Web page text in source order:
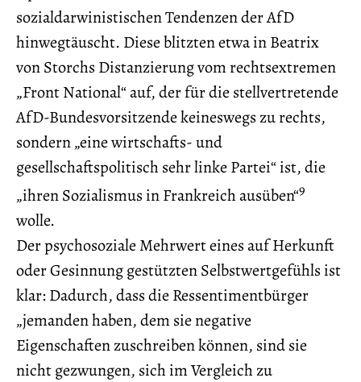
sozialdarwinistischen Tendenzen der AfD
hinwegtäuscht. Diese blitzten etwa in Beatrix
von Storchs Distanzierung vom rechtsextremen
„Front National“ auf, der für die stellvertretende
AfD-Bundesvorsitzende keineswegs zu rechts,
sondern „eine wirtschafts- und
gesellschaftspolitisch sehr linke Partei“ ist, die
„ihren Sozialismus in Frankreich ausüben“9
wolle.
Der psychosoziale Mehrwert eines auf Herkunft
oder Gesinnung gestützten Selbstwertgefühls ist
klar: Dadurch, dass die Ressentimentbürger
„jemanden haben, dem sie negative
Eigenschaften zuschreiben können, sind sie
nicht gezwungen, sich im Vergleich zu